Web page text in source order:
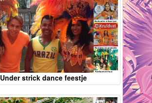
Under strick dance feestje